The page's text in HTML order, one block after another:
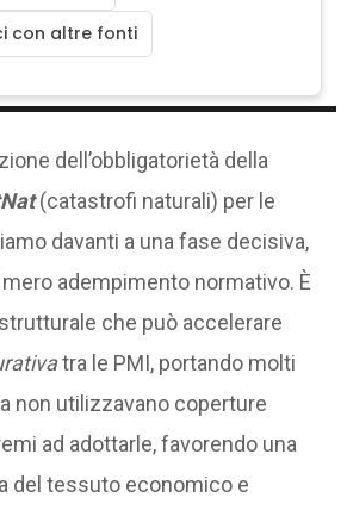
con altre fonti
dell’obbligatorietà della
(catastrofi naturali) per le
davanti a una fase decisiva,
adempimento normativo. È
che può accelerare
tra le PMI, portando molti
non utilizzavano coperture
ad adottarle, favorendo una
del tessuto economico e